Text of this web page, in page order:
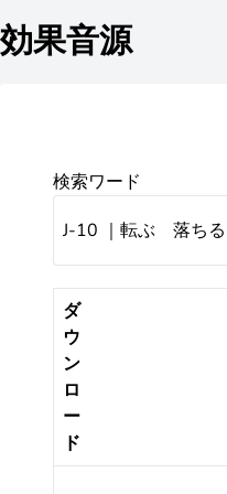
効果音源
検索ワード
ダ
ウ
ン
ロ
ー
ド